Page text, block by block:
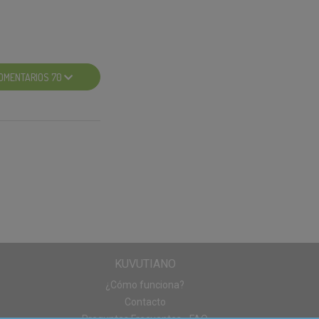
la textura.
que has
(OJO, no
70
KUVUTIANO
¿Cómo funciona?
Contacto